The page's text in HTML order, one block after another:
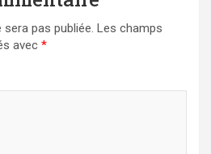
pas publiée. Les champs
avec *